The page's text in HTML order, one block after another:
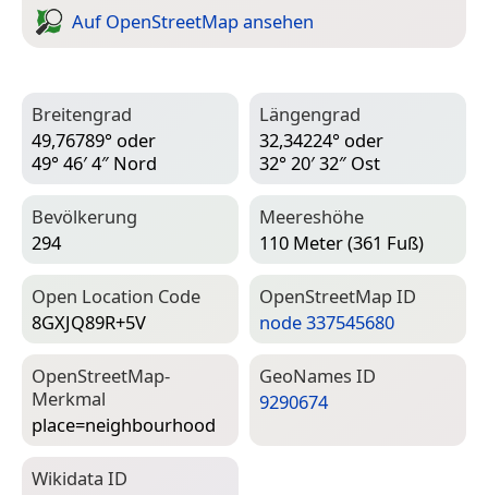
Auf Open­Street­Map ansehen
Breitengrad
49,76789° oder
49° 46′ 4″ Nord
Längengrad
32,34224° oder
32° 20′ 32″ Ost
Bevölkerung
294
Meereshöhe
110 Meter (361 Fuß)
Open Location Code
8GXJQ89R+5V
Open­Street­Map ID
node 337545680
Open­Street­Map-
Merkmal
place=­neighbourhood
Geo­Names ID
9290674
Wiki­data ID